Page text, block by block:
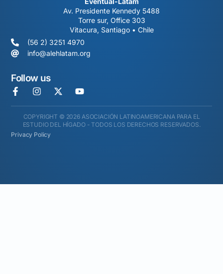
Av. Presidente Kennedy 5488
Torre sur, Office 303
Vitacura, Santiago • Chile
(56 2) 3251 4970
info@alehlatam.org
Follow us
COPYRIGHT © 2026 ASOCIACIÓN LATINOAMERICANA PARA EL
ESTUDIO DEL HÍGADO - TODOS LOS DERECHOS RESERVADOS.
Privacy Policy